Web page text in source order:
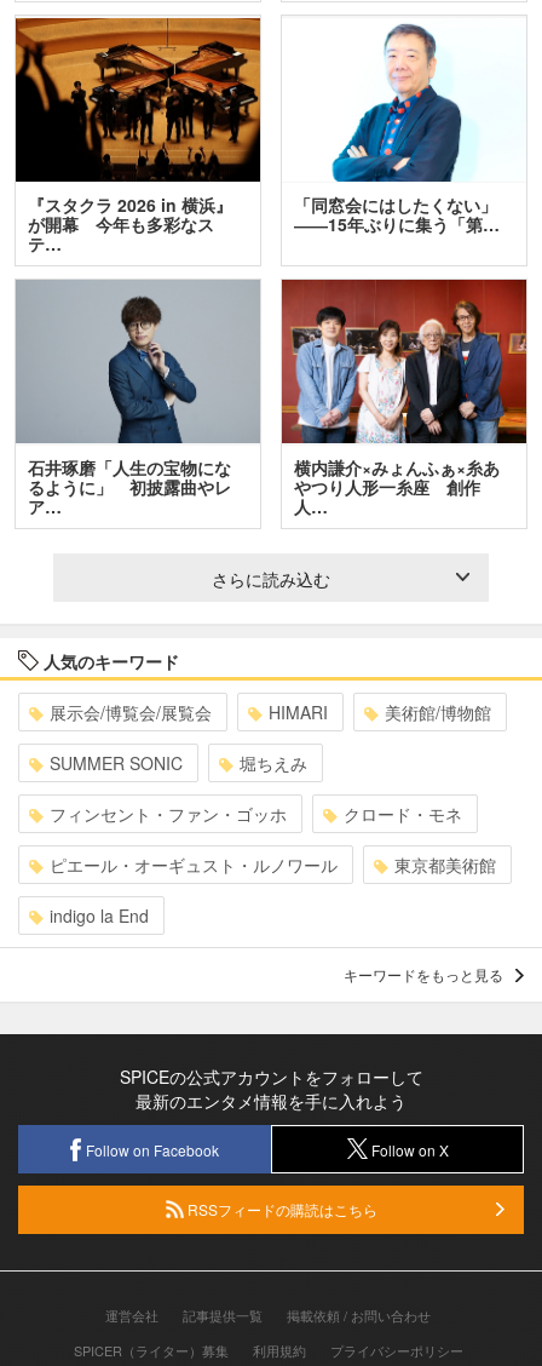
『スタクラ 2026 in 横浜』
が開幕 今年も多彩なス
テ…
「同窓会にはしたくない」
――15年ぶりに集う「第…
石井琢磨「人生の宝物にな
るように」 初披露曲やレ
ア…
横内謙介×みょんふぁ×糸あ
やつり人形一糸座 創作
人…
さらに読み込む
人気のキーワード
展示会/博覧会/展覧会 HIMARI 美術館/博物館
SUMMER SONIC 堀ちえみ
フィンセント・ファン・ゴッホ クロード・モネ
ピエール・オーギュスト・ルノワール 東京都美術館
indigo la End
キーワードをもっと見る
SPICEの公式アカウントをフォローして
最新のエンタメ情報を手に入れよう
Follow on Facebook Follow on X
RSSフィードの購読はこちら
運営会社 記事提供一覧
掲載依頼 / お問い合わせ
SPICER（ライター）募集
利用規約 プライバシーポリシー